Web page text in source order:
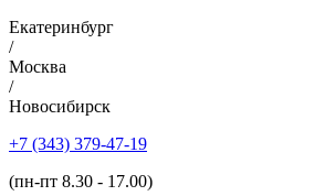
Екатеринбург
/
Москва
/
Новосибирск
+7 (343) 379-47-19
(пн-пт 8.30 - 17.00)